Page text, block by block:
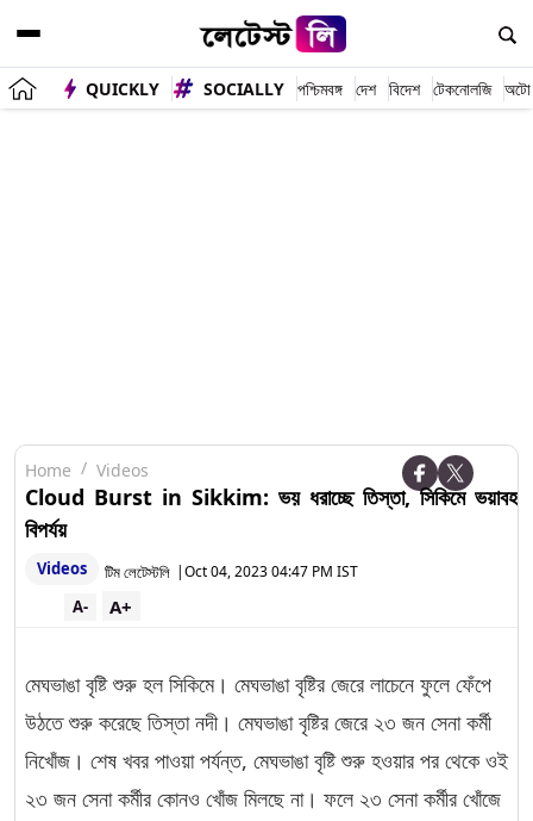
QUICKLY SOCIALLY পশ্চিমবঙ্গ দেশ বিদেশ টেকনোলজি অটো
Home Videos
Cloud Burst in Sikkim: ভয় ধরাচ্ছে তিস্তা, সিকিমে ভয়াবহ
বিপর্যয়
Videos টিম লেটেস্টলি |Oct 04, 2023 04:47 PM IST
A+
A-
মেঘভাঙা বৃষ্টি শুরু হল সিকিমে। মেঘভাঙা বৃষ্টির জেরে লাচেনে ফুলে ফেঁপে
উঠতে শুরু করেছে তিস্তা নদী। মেঘভাঙা বৃষ্টির জেরে ২৩ জন সেনা কর্মী
নিখোঁজ। শেষ খবর পাওয়া পর্যন্ত, মেঘভাঙা বৃষ্টি শুরু হওয়ার পর থেকে ওই
২৩ জন সেনা কর্মীর কোনও খোঁজ মিলছে না। ফলে ২৩ সেনা কর্মীর খোঁজে